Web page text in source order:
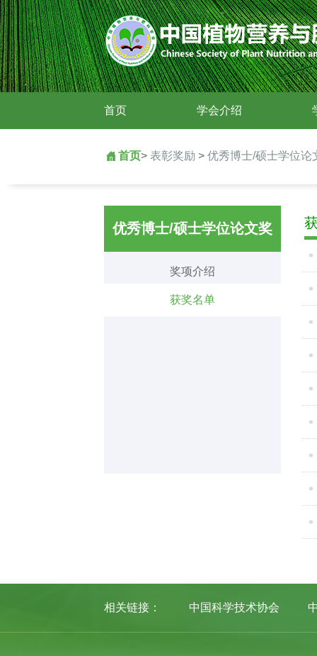
首页 学会介绍
首页> 表彰奖励 > 优秀博士/硕士学位论
优秀博士/硕士学位论文奖
奖项介绍
获奖名单
相关链接： 中国科学技术协会